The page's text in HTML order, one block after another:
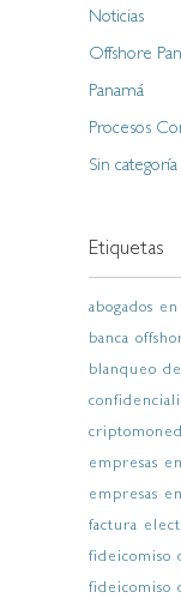
Noticias
Offshore
Panamá
Procesos
Sin categoría
Etiquetas
abogados en
banca
blanqueo
empresas
empresas
factura
fideicomiso
fideicomiso